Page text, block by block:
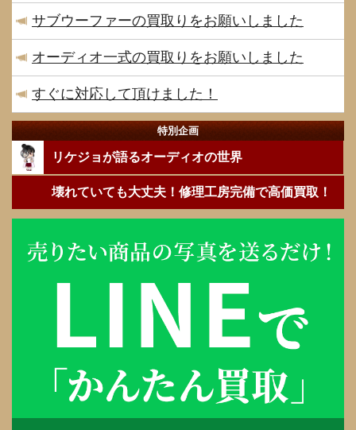
サブウーファーの買取りをお願いしました
オーディオ一式の買取りをお願いしました
すぐに対応して頂けました！
特別企画
リケジョが語るオーディオの世界
壊れていても大丈夫！修理工房完備で高価買取！